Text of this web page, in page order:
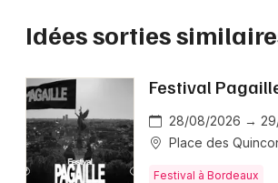
Idées sorties
Festival
28/08/2026 →
Place des
Festival à Bordeaux